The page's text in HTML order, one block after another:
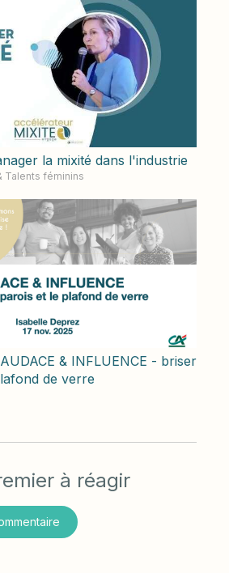
la mixité dans l'industrie
Talents féminins
& INFLUENCE - briser
de verre
à réagir